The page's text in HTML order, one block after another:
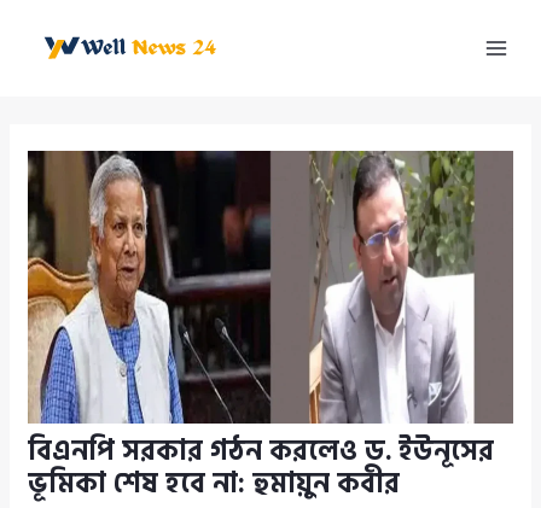
বিএনপি সরকার গঠন করলেও ড. ইউনূসের
ভূমিকা শেষ হবে না: হুমায়ুন কবীর